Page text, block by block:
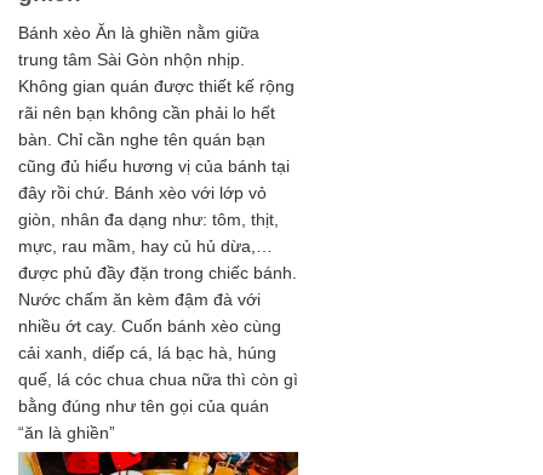
Bánh xèo Ăn là ghiền nằm giữa
trung tâm Sài Gòn nhộn nhịp.
Không gian quán được thiết kế rộng
rãi nên bạn không cần phải lo hết
bàn. Chỉ cần nghe tên quán bạn
cũng đủ hiểu hương vị của bánh tại
đây rồi chứ. Bánh xèo với lớp vỏ
giòn, nhân đa dạng như: tôm, thịt,
mực, rau mầm, hay củ hủ dừa,…
được phủ đầy đặn trong chiếc bánh.
Nước chấm ăn kèm đậm đà với
nhiều ớt cay. Cuốn bánh xèo cùng
cải xanh, diếp cá, lá bạc hà, húng
quế, lá cóc chua chua nữa thì còn gì
bằng đúng như tên gọi của quán
“ăn là ghiền”